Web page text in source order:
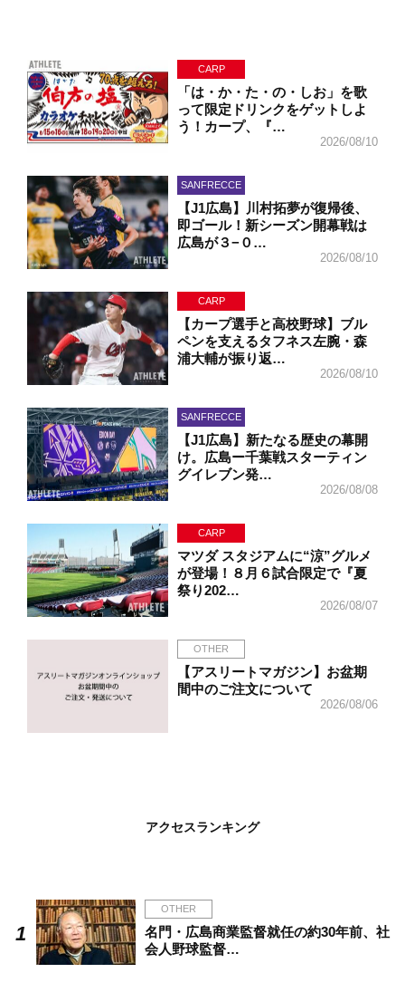
CARP
「は・か・た・の・しお」を歌
って限定ドリンクをゲットしよ
う！カープ、『…
2026/08/10
SANFRECCE
【J1広島】川村拓夢が復帰後、
即ゴール！新シーズン開幕戦は
広島が３−０…
2026/08/10
CARP
【カープ選手と高校野球】ブル
ペンを支えるタフネス左腕・森
浦大輔が振り返…
2026/08/10
SANFRECCE
【J1広島】新たなる歴史の幕開
け。広島ー千葉戦スターティン
グイレブン発…
2026/08/08
CARP
マツダ スタジアムに“涼”グルメ
が登場！８月６試合限定で『夏
祭り202…
2026/08/07
OTHER
【アスリートマガジン】お盆期
間中のご注文について
2026/08/06
アクセスランキング
OTHER
名門・広島商業監督就任の約30年前、社
会人野球監督…